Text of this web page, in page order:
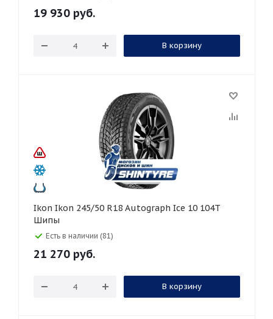
19 930 руб.
В корзину
Ikon Ikon 245/50 R18 Autograph Ice 10 104T
Шипы
Есть в наличии (81)
21 270 руб.
В корзину